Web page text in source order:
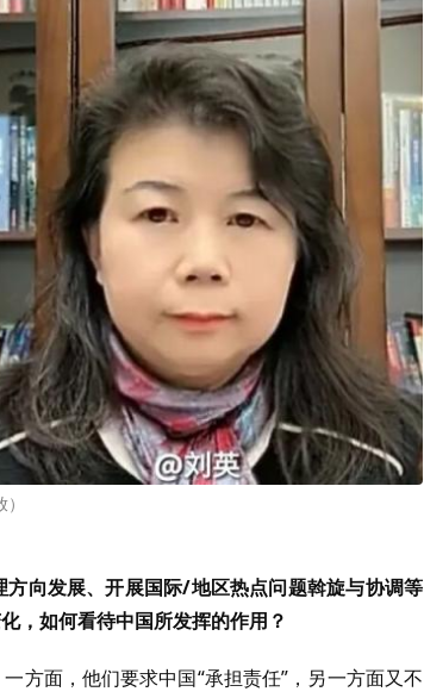
向发展、开展国际/地区热点问题斡旋与协调等
，如何看待中国所发挥的作用？
方面，他们要求中国“承担责任”，另一方面又不